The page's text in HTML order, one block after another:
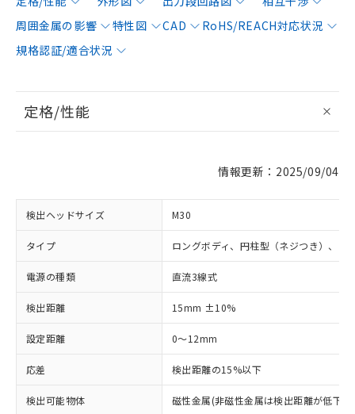
周囲金属の影響
特性図 CAD
RoHS/REACH対応状況
規格認証/適合状況
定格/性能
情報更新：2025/09/04
検出ヘッドサイズ M30
タイプ ロングボディ、円柱型（ネジつき）、シ
電源の種類 直流3線式
検出距離 15mm ±10%
設定距離 0～12mm
応差 検出距離の15%以下
検出可能物体 磁性金属(非磁性金属は検出距離が低下し